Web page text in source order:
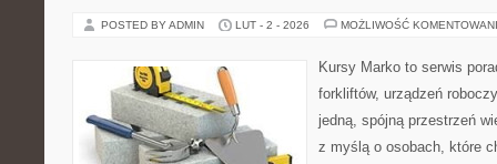
POSTED BY ADMIN LUT - 2 - 2026 MOŻLIWOŚĆ
Kursy Marko to serwis
forkliftów, urządzeń
jedną, spójną przestrzeń
z myślą o osobach, które